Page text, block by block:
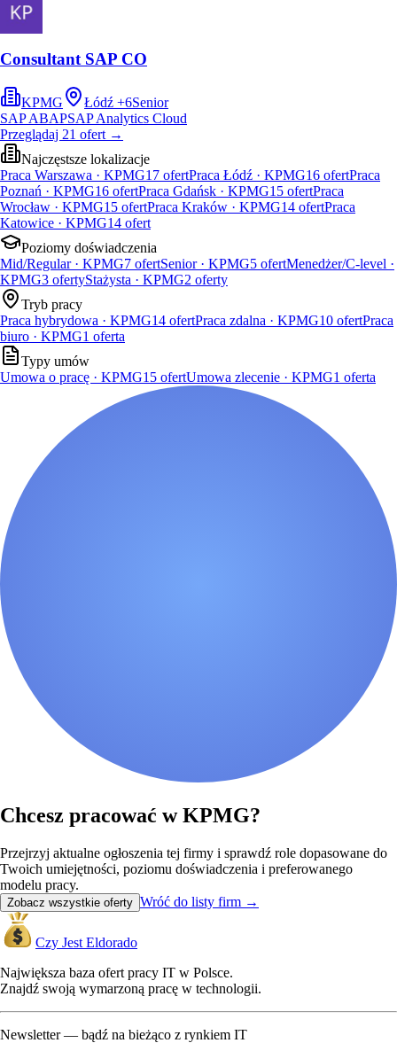
Consultant SAP CO
KPMG Łódź +6Senior
SAP ABAPSAP Analytics Cloud
Przeglądaj 21 ofert →
Najczęstsze lokalizacje
Praca Warszawa · KPMG17 ofertPraca Łódź · KPMG16 ofertPraca
Poznań · KPMG16 ofertPraca Gdańsk · KPMG15 ofertPraca
Wrocław · KPMG15 ofertPraca Kraków · KPMG14 ofertPraca
Katowice · KPMG14 ofert
Poziomy doświadczenia
Mid/Regular · KPMG7 ofertSenior · KPMG5 ofertMenedżer/C-level ·
KPMG3 ofertyStażysta · KPMG2 oferty
Tryb pracy
Praca hybrydowa · KPMG14 ofertPraca zdalna · KPMG10 ofertPraca
biuro · KPMG1 oferta
Typy umów
Umowa o pracę · KPMG15 ofertUmowa zlecenie · KPMG1 oferta
Chcesz pracować w KPMG?
Przejrzyj aktualne ogłoszenia tej firmy i sprawdź role dopasowane do
Twoich umiejętności, poziomu doświadczenia i preferowanego
modelu pracy.
Zobacz wszystkie oferty Wróć do listy firm →
Czy Jest Eldorado
Największa baza ofert pracy IT w Polsce.
Znajdź swoją wymarzoną pracę w technologii.
Newsletter — bądź na bieżąco z rynkiem IT